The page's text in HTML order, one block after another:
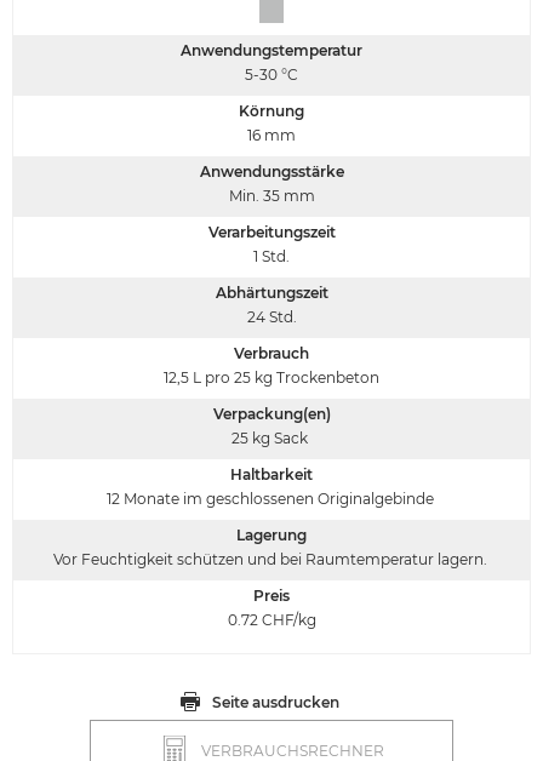
Anwendungstemperatur
5-30 °C
Körnung
16 mm
Anwendungsstärke
Min. 35 mm
Verarbeitungszeit
1 Std.
Abhärtungszeit
24 Std.
Verbrauch
12,5 L pro 25 kg Trockenbeton
Verpackung(en)
25 kg Sack
Haltbarkeit
12 Monate im geschlossenen Originalgebinde
Lagerung
Vor Feuchtigkeit schützen und bei Raumtemperatur lagern.
Preis
0.72 CHF/kg
Seite ausdrucken
VERBRAUCHSRECHNER